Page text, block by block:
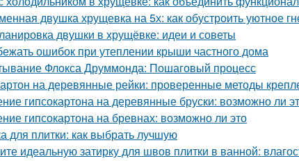
двушка хрущевка на 5х: как обустроить уютное
двушки в хрущёвке: идеи и советы
ошибок при утеплении крыши частного дома
Флокса Друммонда: Пошаговый процесс
на деревянные рейки: проверенные методы
гипсокартона на деревянные бруски: возможно ли
гипсокартона на бревнах: возможно ли это
для плитки: как выбрать лучшую
идеальную затирку для швов плитки в ванной: